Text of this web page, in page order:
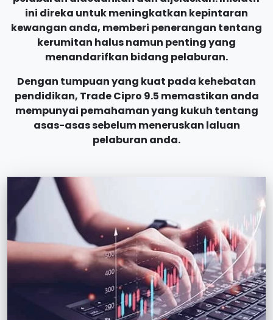
ini direka untuk meningkatkan kepintaran
kewangan anda, memberi penerangan tentang
kerumitan halus namun penting yang
menandarifkan bidang pelaburan.
Dengan tumpuan yang kuat pada kehebatan
pendidikan, Trade Cipro 9.5 memastikan anda
mempunyai pemahaman yang kukuh tentang
asas-asas sebelum meneruskan laluan
pelaburan anda.